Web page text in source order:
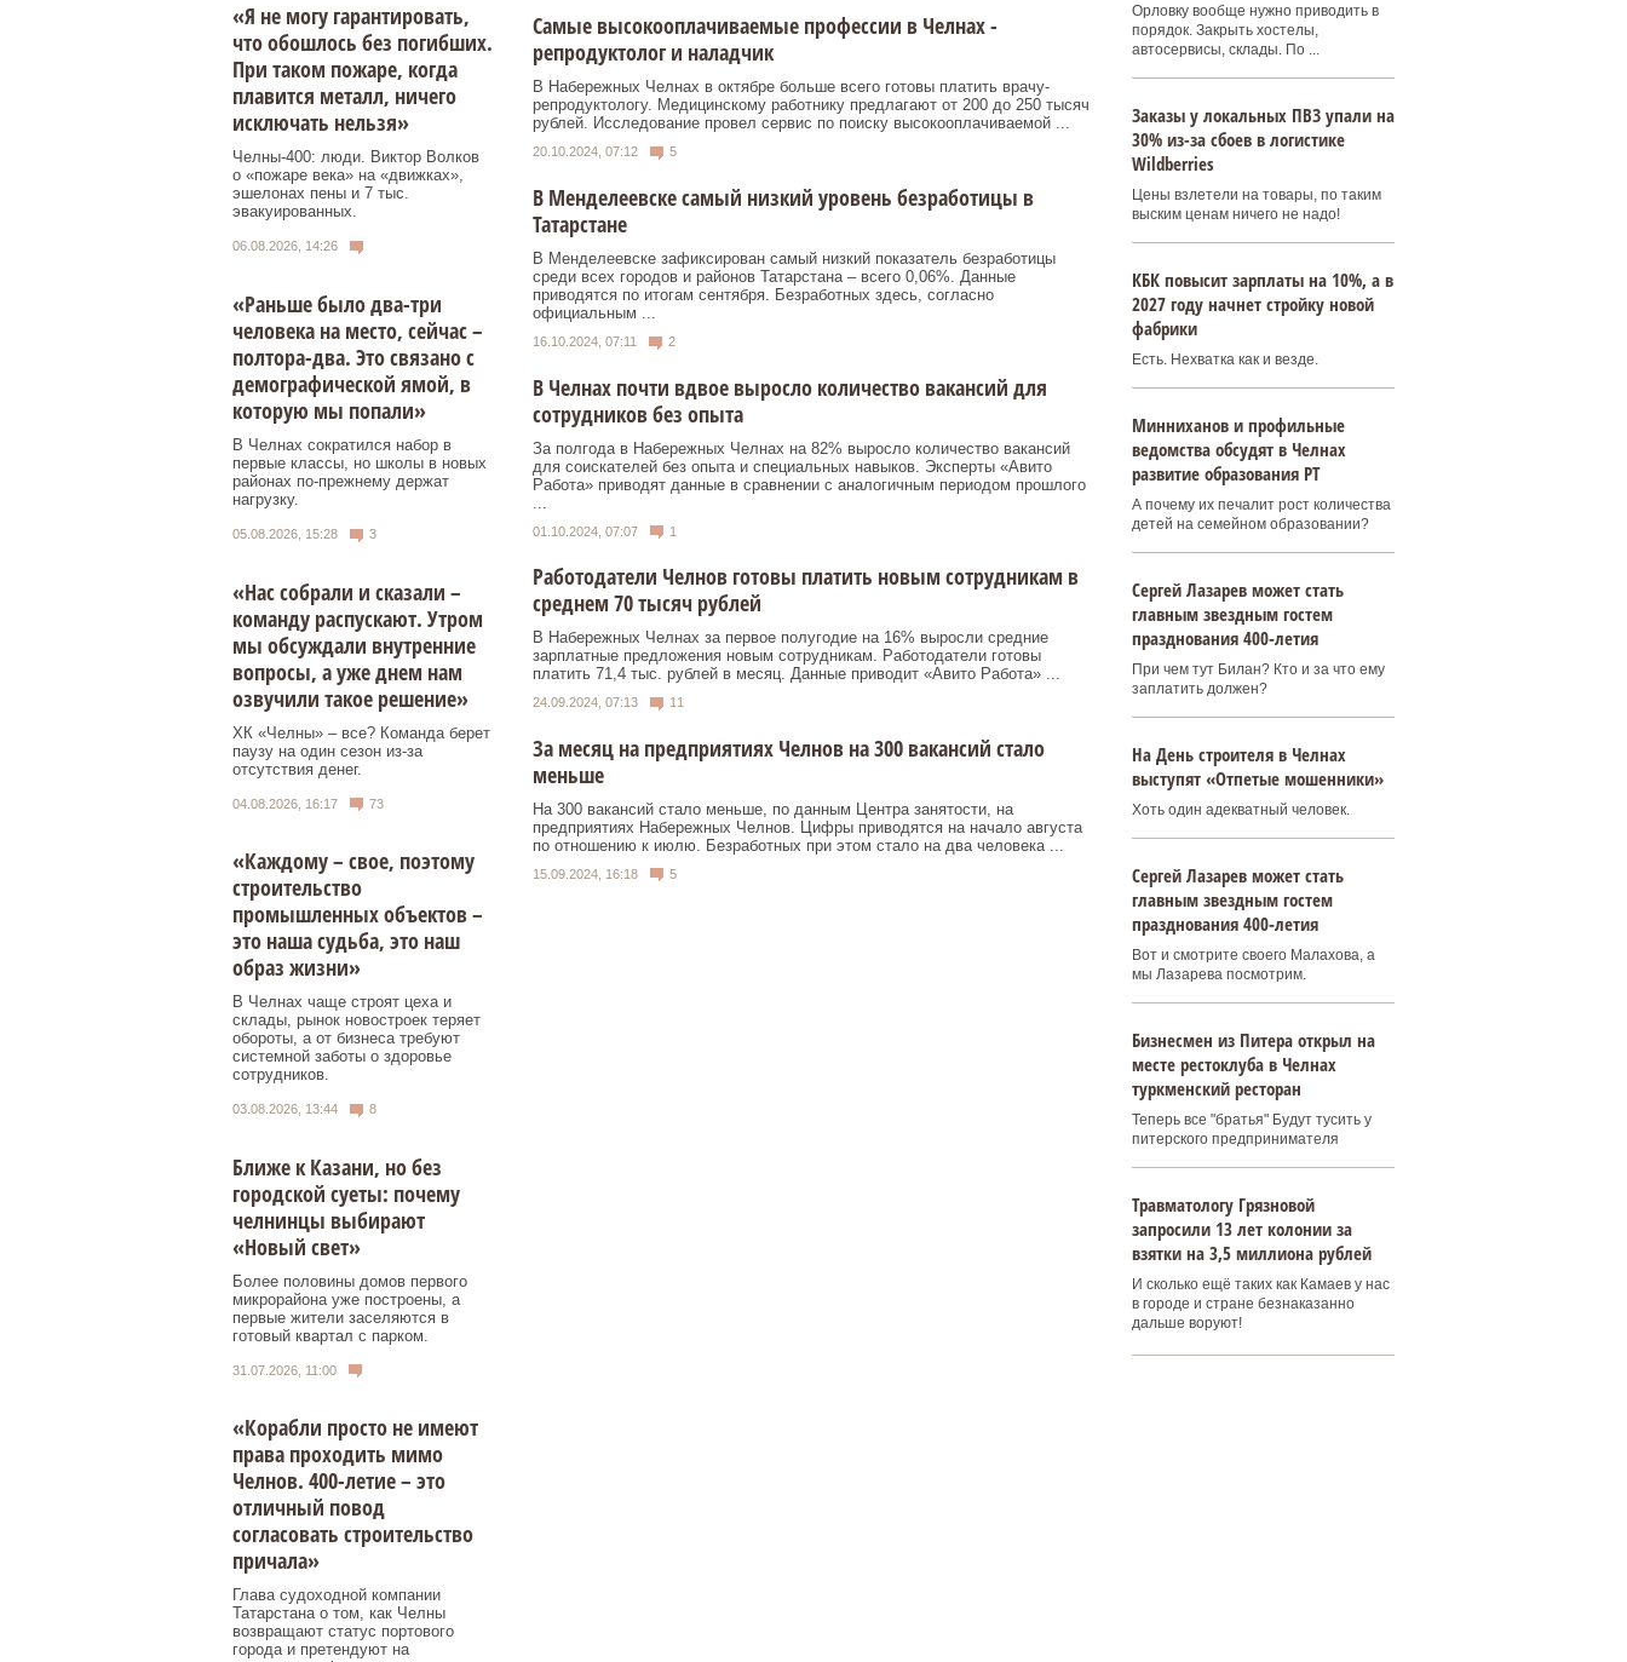
«Я не могу гарантировать,
что обошлось без погибших.
При таком пожаре, когда
плавится металл, ничего
исключать нельзя»
Челны-400: люди. Виктор Волков
о «пожаре века» на «движках»,
эшелонах пены и 7 тыс.
эвакуированных.
06.08.2026, 14:26
«Раньше было два-три
человека на место, сейчас –
полтора-два. Это связано с
демографической ямой, в
которую мы попали»
В Челнах сократился набор в
первые классы, но школы в новых
районах по-прежнему держат
нагрузку.
05.08.2026, 15:28 3
«Нас собрали и сказали –
команду распускают. Утром
мы обсуждали внутренние
вопросы, а уже днем нам
озвучили такое решение»
ХК «Челны» – все? Команда берет
паузу на один сезон из-за
отсутствия денег.
04.08.2026, 16:17 73
«Каждому – свое, поэтому
строительство
промышленных объектов –
это наша судьба, это наш
образ жизни»
В Челнах чаще строят цеха и
склады, рынок новостроек теряет
обороты, а от бизнеса требуют
системной заботы о здоровье
сотрудников.
03.08.2026, 13:44 8
Ближе к Казани, но без
городской суеты: почему
челнинцы выбирают
«Новый свет»
Более половины домов первого
микрорайона уже построены, а
первые жители заселяются в
готовый квартал с парком.
31.07.2026, 11:00
«Корабли просто не имеют
права проходить мимо
Челнов. 400-летие – это
отличный повод
согласовать строительство
причала»
Глава судоходной компании
Татарстана о том, как Челны
возвращают статус портового
города и претендуют на
Самые высокооплачиваемые профессии в Челнах -
репродуктолог и наладчик
В Набережных Челнах в октябре больше всего готовы платить врачу-
репродуктологу. Медицинскому работнику предлагают от 200 до 250 тысяч
рублей. Исследование провел сервис по поиску высокооплачиваемой ...
20.10.2024, 07:12 5
В Менделеевске самый низкий уровень безработицы в
Татарстане
В Менделеевске зафиксирован самый низкий показатель безработицы
среди всех городов и районов Татарстана – всего 0,06%. Данные
приводятся по итогам сентября. Безработных здесь, согласно
официальным ...
16.10.2024, 07:11 2
В Челнах почти вдвое выросло количество вакансий для
сотрудников без опыта
За полгода в Набережных Челнах на 82% выросло количество вакансий
для соискателей без опыта и специальных навыков. Эксперты «Авито
Работа» приводят данные в сравнении с аналогичным периодом прошлого
01.10.2024, 07:07 1
Работодатели Челнов готовы платить новым сотрудникам в
среднем 70 тысяч рублей
В Набережных Челнах за первое полугодие на 16% выросли средние
зарплатные предложения новым сотрудникам. Работодатели готовы
платить 71,4 тыс. рублей в месяц. Данные приводит «Авито Работа» ...
24.09.2024, 07:13 11
За месяц на предприятиях Челнов на 300 вакансий стало
меньше
На 300 вакансий стало меньше, по данным Центра занятости, на
предприятиях Набережных Челнов. Цифры приводятся на начало августа
по отношению к июлю. Безработных при этом стало на два человека ...
15.09.2024, 16:18 5
Орловку вообще нужно приводить в
порядок. Закрыть хостелы,
автосервисы, склады. По ...
Заказы у локальных ПВЗ упали на
30% из-за сбоев в логистике
Wildberries
Цены взлетели на товары, по таким
выским ценам ничего не надо!
КБК повысит зарплаты на 10%, а в
2027 году начнет стройку новой
фабрики
Есть. Нехватка как и везде.
Минниханов и профильные
ведомства обсудят в Челнах
развитие образования РТ
А почему их печалит рост количества
детей на семейном образовании?
Сергей Лазарев может стать
главным звездным гостем
празднования 400‑летия
При чем тут Билан? Кто и за что ему
заплатить должен?
На День строителя в Челнах
выступят «Отпетые мошенники»
Хоть один адекватный человек.
Сергей Лазарев может стать
главным звездным гостем
празднования 400‑летия
Вот и смотрите своего Малахова, а
мы Лазарева посмотрим.
Бизнесмен из Питера открыл на
месте рестоклуба в Челнах
туркменский ресторан
Теперь все "братья" Будут тусить у
питерского предпринимателя
Травматологу Грязновой
запросили 13 лет колонии за
взятки на 3,5 миллиона рублей
И сколько ещё таких как Камаев у нас
в городе и стране безнаказанно
дальше воруют!